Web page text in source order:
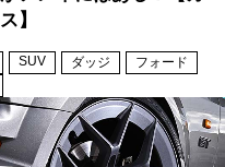
】
SUV ダッジ
フォード